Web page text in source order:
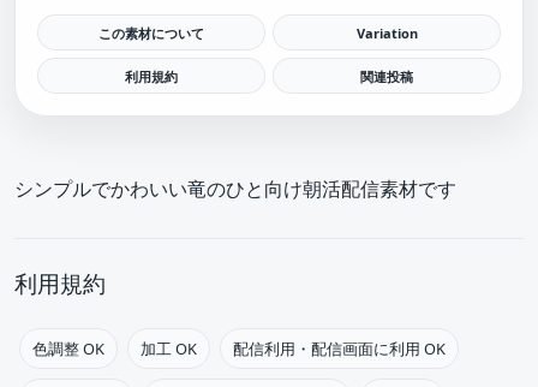
この素材について Variation
利用規約 関連投稿
シンプルでかわいい竜のひと向け朝活配信素材です
利用規約
色調整 OK 加工 OK 配信利用・配信画面に利用 OK